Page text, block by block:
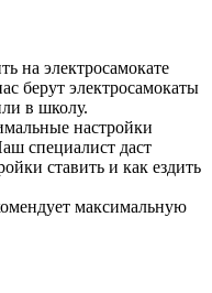
на электросамокате
берут электросамокаты
в школу.
настройки
специалист даст
ставить и как ездить
максимальную